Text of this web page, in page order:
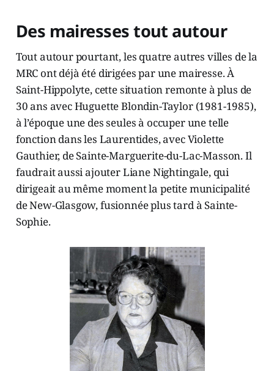
Des mairesses tout autour
Tout autour pourtant, les quatre autres villes de la
MRC ont déjà été dirigées par une mairesse. À
Saint-Hippolyte, cette situation remonte à plus de
30 ans avec Huguette Blondin-Taylor (1981-1985),
à l’époque une des seules à occuper une telle
fonction dans les Laurentides, avec Violette
Gauthier, de Sainte-Marguerite-du-Lac-Masson. Il
faudrait aussi ajouter Liane Nightingale, qui
dirigeait au même moment la petite municipalité
de New-Glasgow, fusionnée plus tard à Sainte-
Sophie.